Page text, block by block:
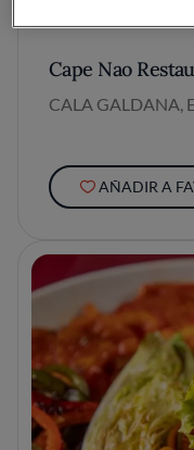
Cape Nao
CALA GALDANA,
AÑADIR A